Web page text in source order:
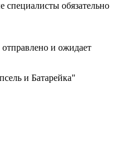
обязательно
и ожидает
и Батарейка"